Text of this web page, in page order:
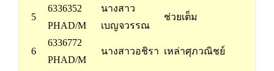
5
6336352
PHAD/M
นางสาว
เบญจวรรณ
ช่วยเต็ม
6
6336772
PHAD/M
นางสาวอชิรา เหล่าศุภวณิชย์